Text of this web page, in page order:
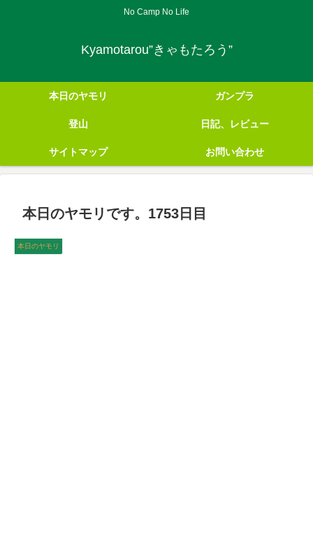
No Camp No Life
Kyamotarou”きゃもたろう”
本日のヤモリ ガンプラ
登山 日記、レビュー
サイトマップ お問い合わせ
本日のヤモリです。1753日目
本日のヤモリ